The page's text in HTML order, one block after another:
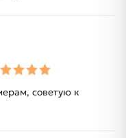
советую к